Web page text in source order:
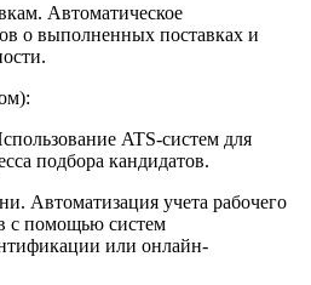
Автоматическое
о выполненных поставках и
ATS-систем для
подбора кандидатов.
Автоматизация учета рабочего
с помощью систем
или онлайн-